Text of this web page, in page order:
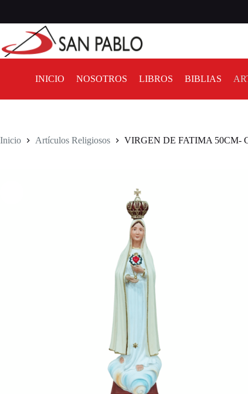
INICIO NOSOTROS LIBROS BIBLIAS
Inicio Artículos Religiosos VIRGEN DE FATIMA 50CM-